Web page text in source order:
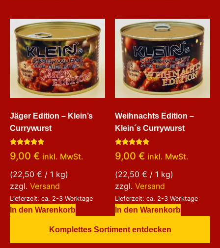
Jäger Edition – Klein’s
Currywurst
Bewertet
mit
von 5
9,00 € inkl. MwSt.
(22,50 € / 1 kg)
zzgl. Versand
Lieferzeit: ca. 2-3 Werktage
In den Warenkorb
Weihnachts Edition –
Klein´s Currywurst
Bewertet
mit
von 5
9,00 € inkl. MwSt.
(22,50 € / 1 kg)
zzgl. Versand
Lieferzeit: ca. 2-3 Werktage
In den Warenkorb
Komplettes Sortiment entdecken